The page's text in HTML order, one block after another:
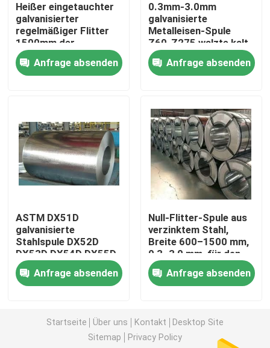
Aluminiumblech
Aluminiumblattspule
Aluminiumrundeisen
Kohlenstoffstahl-Blatt
Aluminiumvierkantrohr
Dünne Aluminiumstreifen
Aluminiumspulen-Rohr
Heißer eingetauchter
galvanisierter
regelmäßiger Flitter
1500mm der
Stahlblech-Spulen-
Dx51d Dx52d
Anfrage absenden
0.3mm-3.0mm
galvanisierte
Metalleisen-Spule
Z60-Z275 walzte kalt
Anfrage absenden
ASTM DX51D
galvanisierte
Stahlspule DX52D
DX53D DX54D DX55D
Z40 Z60 Chromated
mit Flitter
Anfrage absenden
Null-Flitter-Spule aus
verzinktem Stahl,
Breite 600–1500 mm,
0,3–3,0 mm, für den
Bau
Anfrage absenden
Startseite Über uns Kontakt
Desktop Site
Sitemap
Privacy Policy